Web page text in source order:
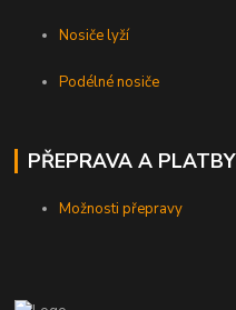
Nosiče lyží
Podélné nosiče
PŘEPRAVA A PLATBY
Možnosti přepravy